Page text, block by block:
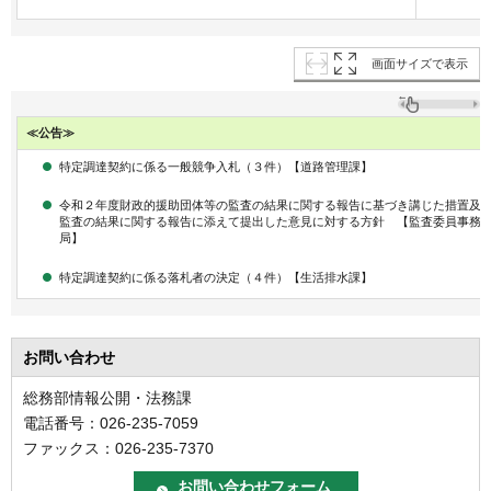
画面サイズで表示
≪公告≫
特定調達契約に係る一般競争入札（３件）【道路管理課】
令和２年度財政的援助団体等の監査の結果に関する報告に基づき講じた措置及
監査の結果に関する報告に添えて提出した意見に対する方針 【監査委員事務
局】
特定調達契約に係る落札者の決定（４件）【生活排水課】
お問い合わせ
総務部情報公開・法務課
電話番号：026-235-7059
ファックス：026-235-7370